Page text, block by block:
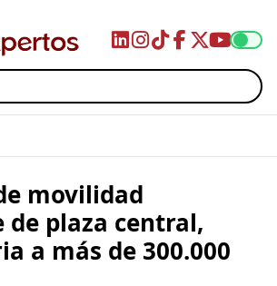
movilidad
de plaza central,
a más de 300.000